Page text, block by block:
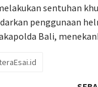
sentuhan
penggunaan
Bali,